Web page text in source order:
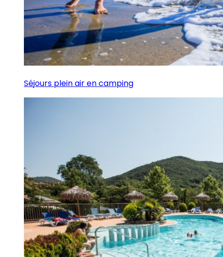
Séjours plein air en camping